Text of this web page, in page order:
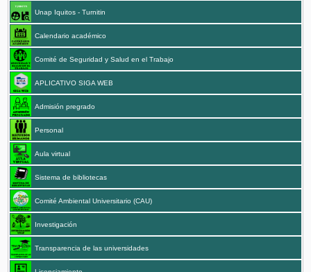
Unap Iquitos - Turnitin
Calendario académico
Comité de Seguridad y Salud en el Trabajo
APLICATIVO SIGA WEB
Admisión pregrado
Personal
Aula virtual
Sistema de bibliotecas
Comité Ambiental Universitario (CAU)
Investigación
Transparencia de las universidades